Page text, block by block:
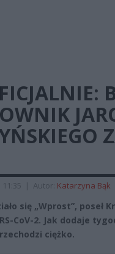
| Autor: Katarzyna Bąk
się „Wprost”,
CoV-2. Jak dodaje
ciężko.